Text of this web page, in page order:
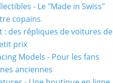
- Le "Made in Swiss"
copains
: des répliques de voitures de
prix
Models - Pour les fans
anciennes